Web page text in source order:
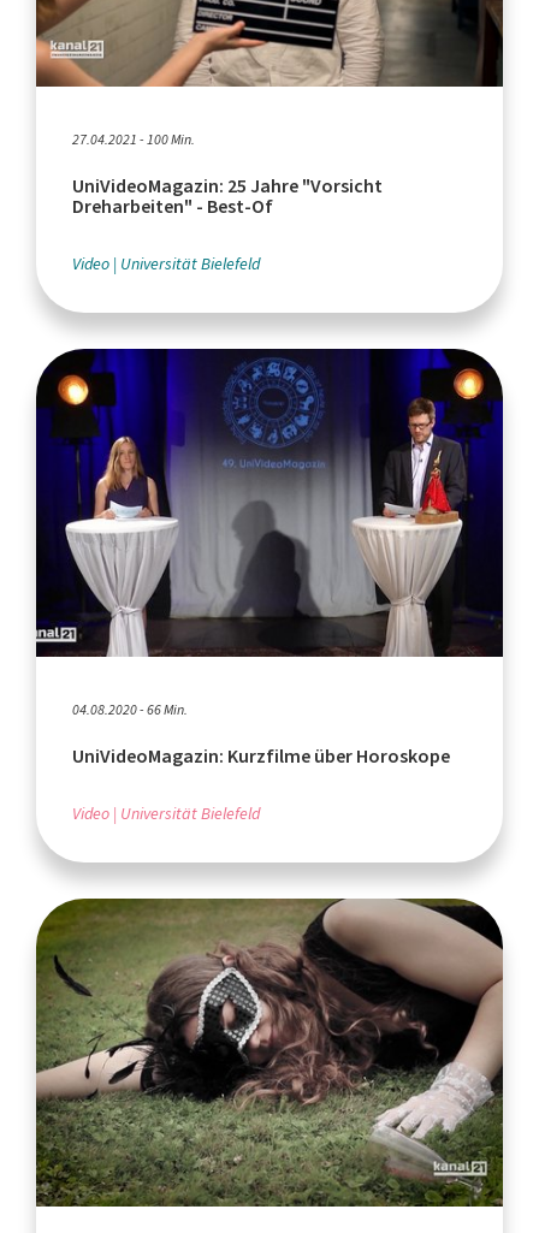
27.04.2021 - 100 Min.
UniVideoMagazin: 25 Jahre "Vorsicht
Dreharbeiten" - Best-Of
Video Universität Bielefeld
04.08.2020 - 66 Min.
UniVideoMagazin: Kurzfilme über Horoskope
Video Universität Bielefeld